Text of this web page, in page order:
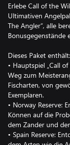
Erlebe Call of the
Ultimativen
The Angler“, alle
Bonusgegenstände
Dieses Paket enthält:
• Hauptspiel „Call
Weg zum
Fischarten, von
Exemplaren.
• Norway Reserve:
Können auf die
dem Zander und
• Spain Reserve: